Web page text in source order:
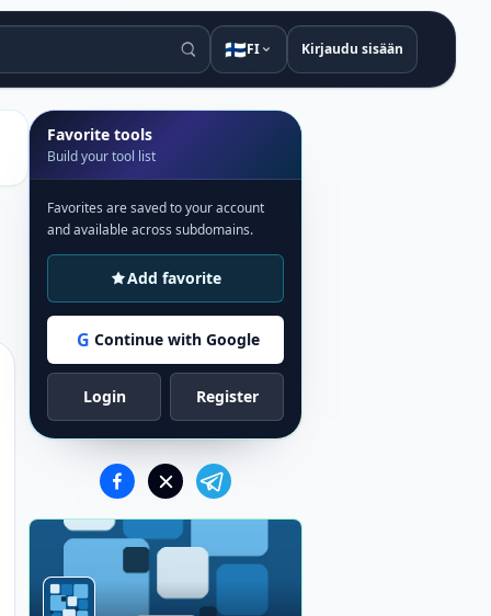
🇫🇮FI Kirjaudu sisään
Favorite tools
Build your tool list
Favorites are saved to your account
and available across subdomains.
Add favorite
G Continue with Google
Login Register